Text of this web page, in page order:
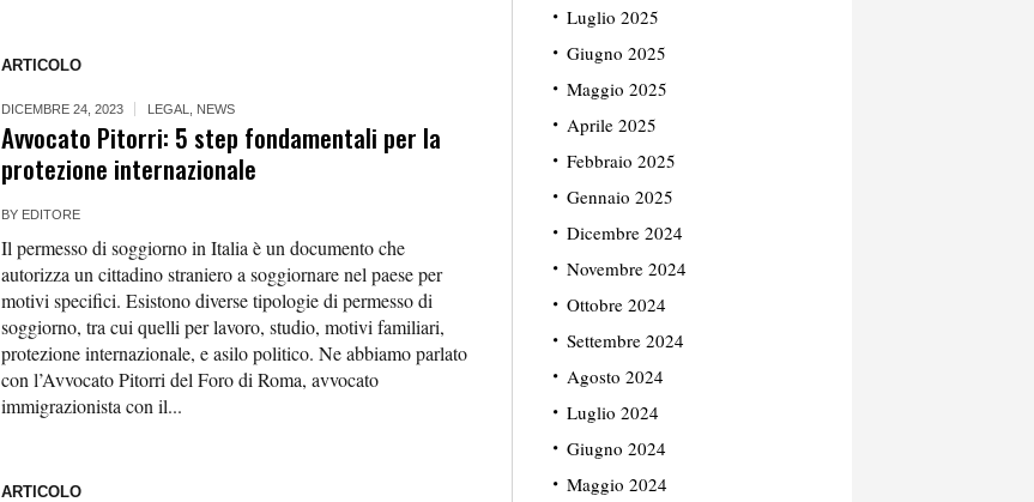
ARTICOLO
DICEMBRE 24, 2023 LEGAL NEWS
Avvocato Pitorri: 5 step fondamentali per la
protezione internazionale
BY EDITORE
Il permesso di soggiorno in Italia è un documento che
autorizza un cittadino straniero a soggiornare nel paese per
motivi specifici. Esistono diverse tipologie di permesso di
soggiorno, tra cui quelli per lavoro, studio, motivi familiari,
protezione internazionale, e asilo politico. Ne abbiamo parlato
con l’Avvocato Pitorri del Foro di Roma, avvocato
immigrazionista con il...
ARTICOLO
Luglio 2025
Giugno 2025
Maggio 2025
Aprile 2025
Febbraio 2025
Gennaio 2025
Dicembre 2024
Novembre 2024
Ottobre 2024
Settembre 2024
Agosto 2024
Luglio 2024
Giugno 2024
Maggio 2024